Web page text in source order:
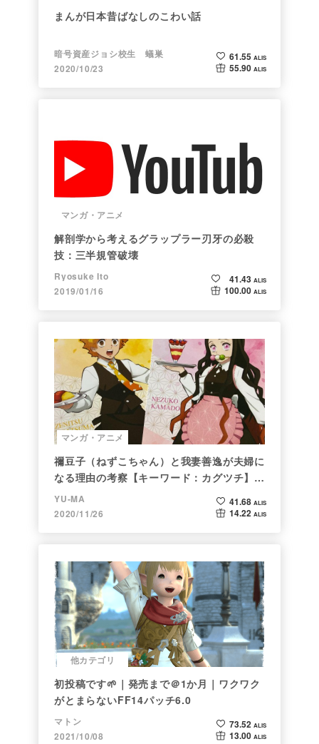
まんが日本昔ばなしのこわい話
暗号資産ジョシ校生 蟻巣
2020/10/23
61.55 ALIS
55.90 ALIS
マンガ・アニメ
解剖学から考えるグラップラー刃牙の必殺
技：三半規管破壊
Ryosuke Ito
2019/01/16
41.43 ALIS
100.00 ALIS
マンガ・アニメ
禰豆子（ねずこちゃん）と我妻善逸が夫婦に
なる理由の考察【キーワード：カグツチ】＜
後編＞
YU-MA
2020/11/26
41.68 ALIS
14.22 ALIS
他カテゴリ
初投稿です🌱｜発売まで＠1か月｜ワクワク
がとまらないFF14パッチ6.0
マトン
2021/10/08
73.52 ALIS
13.00 ALIS